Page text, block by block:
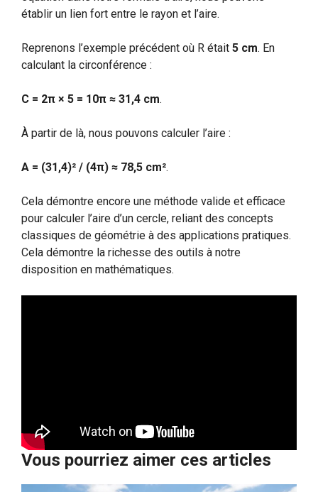
établir un lien fort entre le rayon et l’aire.
Reprenons l’exemple précédent où R était 5 cm. En
calculant la circonférence :
C = 2π × 5 = 10π ≈ 31,4 cm.
À partir de là, nous pouvons calculer l’aire :
A = (31,4)² / (4π) ≈ 78,5 cm².
Cela démontre encore une méthode valide et efficace
pour calculer l’aire d’un cercle, reliant des concepts
classiques de géométrie à des applications pratiques.
Cela démontre la richesse des outils à notre
disposition en mathématiques.
Vous pourriez aimer ces articles